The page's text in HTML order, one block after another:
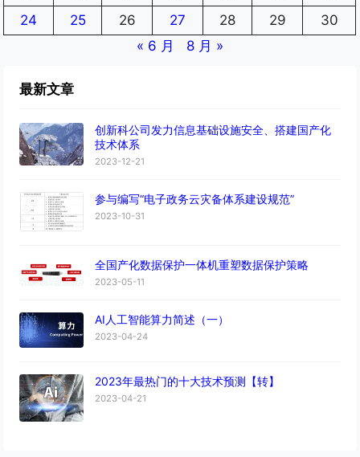
24
25 26 27 28 29
30
« 6 月
8 月 »
最新文章
创新科公司发力信息基础设施安全、搭建国产化
技术体系
2023-12-21
参与编写“电子政务云灾备体系建设规范”
2023-10-31
全国产化数据保护一体机重塑数据保护策略
2023-05-11
AI人工智能算力简述（一）
2023-04-24
2023年最热门的十大技术预测【转】
2023-04-21